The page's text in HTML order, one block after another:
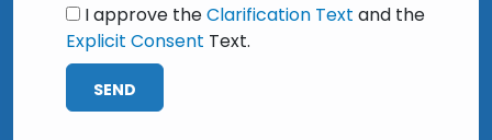
I approve theClarification Text and the
Explicit Consent Text.
SEND